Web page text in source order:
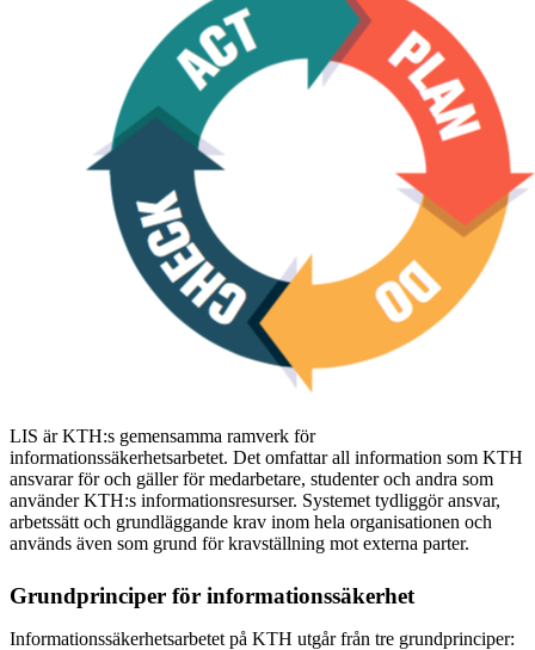
LIS är KTH:s gemensamma ramverk för
informationssäkerhetsarbetet. Det omfattar all information som KTH
ansvarar för och gäller för medarbetare, studenter och andra som
använder KTH:s informationsresurser. Systemet tydliggör ansvar,
arbetssätt och grundläggande krav inom hela organisationen och
används även som grund för kravställning mot externa parter.
Grundprinciper för informationssäkerhet
Informationssäkerhetsarbetet på KTH utgår från tre grundprinciper: